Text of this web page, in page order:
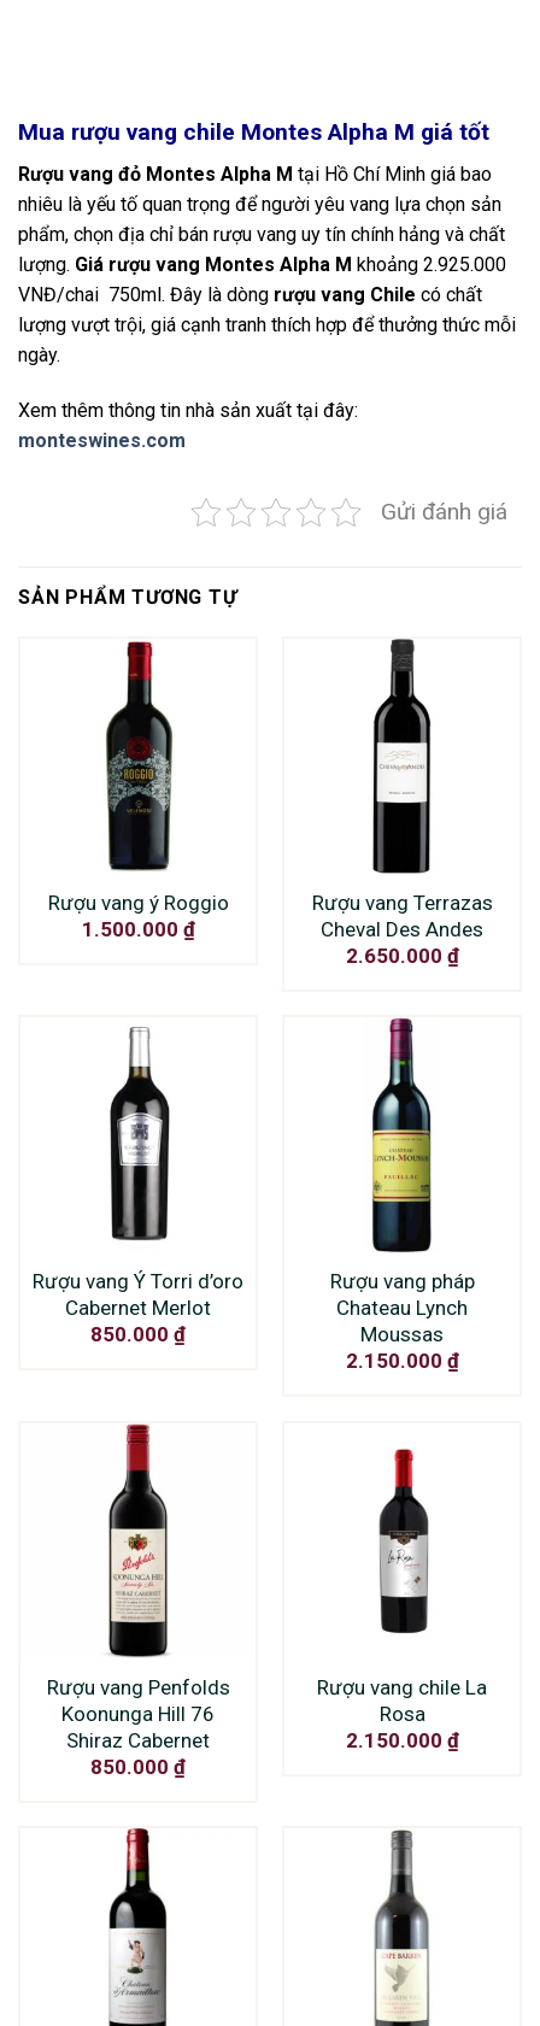
Mua rượu vang chile Montes Alpha M giá tốt
Rượu vang đỏ Montes Alpha M tại Hồ Chí Minh giá bao
nhiêu là yếu tố quan trọng để người yêu vang lựa chọn sản
phẩm, chọn địa chỉ bán rượu vang uy tín chính hảng và chất
lượng. Giá rượu vang Montes Alpha M khoảng 2.925.000
VNĐ/chai 750ml. Đây là dòng rượu vang Chile có chất
lượng vượt trội, giá cạnh tranh thích hợp để thưởng thức mỗi
ngày.
Xem thêm thông tin nhà sản xuất tại đây:
monteswines.com
Gửi đánh giá
SẢN PHẨM TƯƠNG TỰ
Rượu vang ý Roggio
1.500.000 ₫
Rượu vang Terrazas
Cheval Des Andes
2.650.000 ₫
Rượu vang Ý Torri d’oro
Cabernet Merlot
850.000 ₫
Rượu vang pháp
Chateau Lynch
Moussas
2.150.000 ₫
Rượu vang Penfolds
Koonunga Hill 76
Shiraz Cabernet
850.000 ₫
Rượu vang chile La
Rosa
2.150.000 ₫